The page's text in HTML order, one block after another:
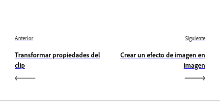
Anterior
Transformar propiedades del
clip
Siguiente
Crear un efecto de imagen en
imagen